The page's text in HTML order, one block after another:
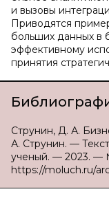
и вызовы
Приводятся
больших данных в
эффективному
принятия
Струнин, Д. А.
А. Струнин. —
ученый. — 2023. —
https://moluch.ru/